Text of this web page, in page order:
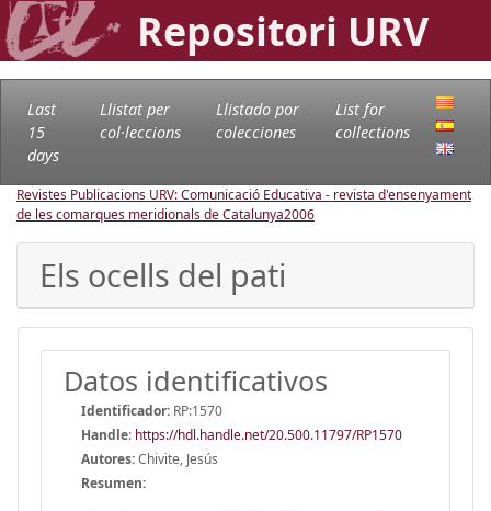
Repositori URV
Last
15
days
Llistat per
col·leccions
Llistado por
colecciones
List for
collections
Revistes Publicacions URV: Comunicació Educativa - revista d'ensenyament
de les comarques meridionals de Catalunya2006
Els ocells del pati
Datos identificativos
Identificador: RP:1570
Handle: https://hdl.handle.net/20.500.11797/RP1570
Autores:Chivite, Jesús
Resumen: